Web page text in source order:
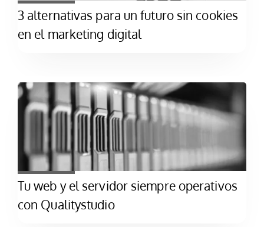
3 alternativas para un futuro sin cookies
en el marketing digital
Tu web y el servidor siempre operativos
con Qualitystudio